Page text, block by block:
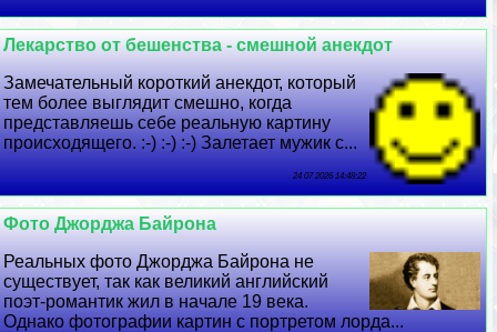
Лекарство от бешенства - смешной анекдот
Замечательный короткий анекдот, который
тем более выглядит смешно, когда
представляешь себе реальную картину
происходящего. :-) :-) :-) Залетает мужик с...
24 07 2026 14:48:22
Фото Джорджа Байрона
Реальных фото Джорджа Байрона не
существует, так как великий английский
поэт-романтик жил в начале 19 века.
Однако фотографии картин с портретом лорда...